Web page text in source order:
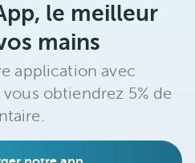
le meilleur
mains
application avec
obtiendrez 5% de